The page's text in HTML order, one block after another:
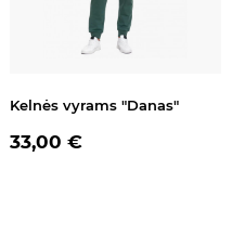
Kelnės vyrams "Danas"
33,00 €